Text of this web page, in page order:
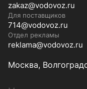
zakaz@vodovoz.ru
Для поставщиков
714@vodovoz.ru
Отдел рекламы
reklama@vodovoz.ru
Москва,